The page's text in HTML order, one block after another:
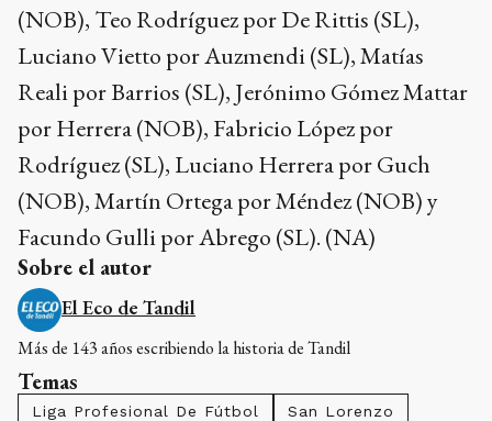
(NOB), Teo Rodríguez por De Rittis (SL),
Luciano Vietto por Auzmendi (SL), Matías
Reali por Barrios (SL), Jerónimo Gómez Mattar
por Herrera (NOB), Fabricio López por
Rodríguez (SL), Luciano Herrera por Guch
(NOB), Martín Ortega por Méndez (NOB) y
Facundo Gulli por Abrego (SL). (NA)
Sobre el autor
El Eco de Tandil
Más de 143 años escribiendo la historia de Tandil
Temas
Liga Profesional De Fútbol
San Lorenzo